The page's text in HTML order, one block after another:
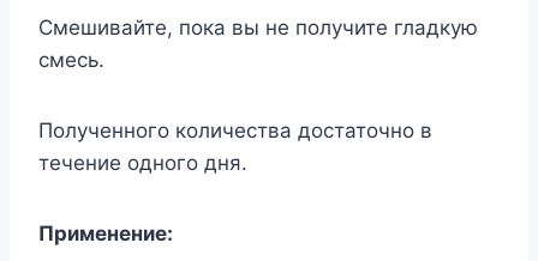
Смешивайте, пока вы не получите гладкую
смесь.
Полученного количества достаточно в
течение одного дня.
Применение: